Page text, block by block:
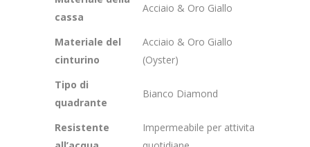
cassa
Acciaio & Oro Giallo
Materiale del
cinturino
Acciaio & Oro Giallo
(Oyster)
Tipo di
quadrante
Bianco Diamond
Resistente
Impermeabile per attivita